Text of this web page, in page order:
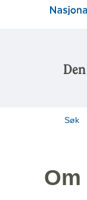
Søk